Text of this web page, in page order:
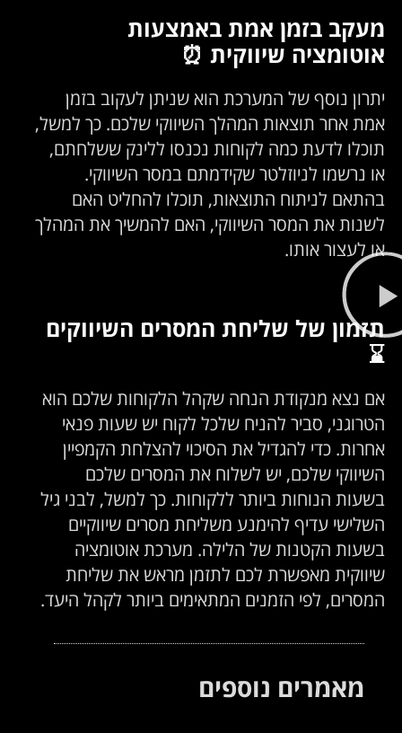
מעקב בזמן אמת באמצעות
אוטומציה שיווקית ⏰
יתרון נוסף של המערכת הוא שניתן לעקוב בזמן
אמת אחר תוצאות המהלך השיווקי שלכם. כך למשל,
תוכלו לדעת כמה לקוחות נכנסו ללינק ששלחתם,
או נרשמו לניוזלטר שקידמתם במסר השיווקי.
בהתאם לניתוח התוצאות, תוכלו להחליט האם
לשנות את המסר השיווקי, האם להמשיך את המהלך
או לעצור אותו.
תזמון של שליחת המסרים השיווקים
⌛
אם נצא מנקודת הנחה שקהל הלקוחות שלכם הוא
הטרוגני, סביר להניח שלכל לקוח יש שעות פנאי
אחרות. כדי להגדיל את הסיכוי להצלחת הקמפיין
השיווקי שלכם, יש לשלוח את המסרים שלכם
בשעות הנוחות ביותר ללקוחות. כך למשל, לבני גיל
השלישי עדיף להימנע משליחת מסרים שיווקיים
בשעות הקטנות של הלילה. מערכת אוטומציה
שיווקית מאפשרת לכם לתזמן מראש את שליחת
המסרים, לפי הזמנים המתאימים ביותר לקהל היעד.
מאמרים נוספים